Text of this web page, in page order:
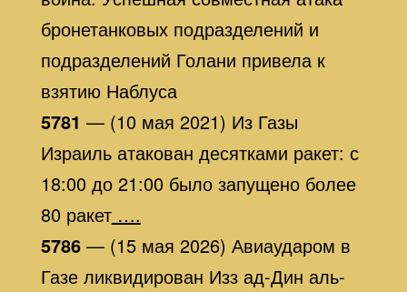
бронетанковых подразделений и
подразделений Голани привела к
взятию Наблуса
5781 — (10 мая 2021) Из Газы
Израиль атакован десятками ракет: с
18:00 до 21:00 было запущено более
80 ракет….
5786— (15 мая 2026) Авиаударом в
Газе ликвидирован Изз ад-Дин аль-